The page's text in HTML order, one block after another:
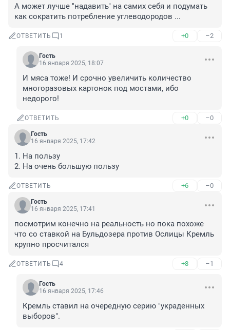
А может лучше "надавить" на самих себя и подумать
как сократить потребление углеводородов ...
ОТВЕТИТЬ 1 +0 –2
Гость
16 января 2025, 18:07
И мяса тоже! И срочно увеличить количество
многоразовых картонок под мостами, ибо
недорого!
ОТВЕТИТЬ +0 –0
Гость
16 января 2025, 17:42
1. На пользу
2. На очень большую пользу
ОТВЕТИТЬ +6 –0
Гость
16 января 2025, 17:41
посмотрим конечно на реальность но пока похоже
что со ставкой на Бульдозера против Ослицы Кремль
крупно просчитался
ОТВЕТИТЬ 4 +8 –1
Гость
16 января 2025, 17:46
Кремль ставил на очередную серию "украденных
выборов".